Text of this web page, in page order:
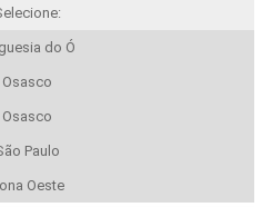
do Ó
Osasco
Osasco
Paulo
Oeste